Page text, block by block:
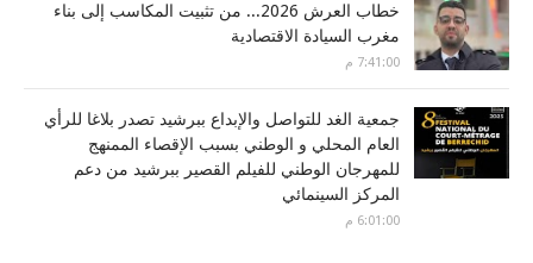
خطاب العرش 2026... من تثبيت المكاسب إلى بناء
مغرب السيادة الاقتصادية
7:41:00 م
جمعية الغد للتواصل والإبداع ببرشيد تصدر بلاغا للرأي
العام المحلي و الوطني بسبب الإقصاء الممنهج
للمهرجان الوطني للفيلم القصير ببرشيد من دعم
المركز السينمائي
6:01:00 م